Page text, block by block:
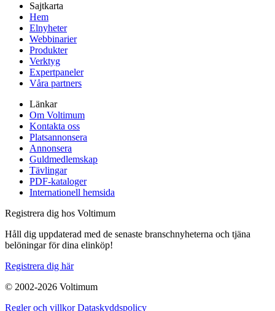
Sajtkarta
Hem
Elnyheter
Webbinarier
Produkter
Verktyg
Expertpaneler
Våra partners
Länkar
Om Voltimum
Kontakta oss
Platsannonsera
Annonsera
Guldmedlemskap
Tävlingar
PDF-kataloger
Internationell hemsida
Registrera dig hos Voltimum
Håll dig uppdaterad med de senaste branschnyheterna och tjäna
belöningar för dina elinköp!
Registrera dig här
© 2002-2026 Voltimum
Regler och villkorDataskyddspolicy